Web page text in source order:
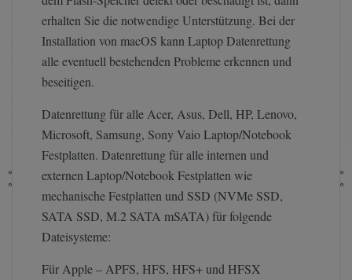
erhalten Sie die notwendige Unterstützung. Bei der
Installation von macOS kann Laptop Datenrettung
alle eventuell bestehenden Probleme erkennen und
beseitigen.
Datenrettung für alle Acer, Asus, Dell, HP, Lenovo,
Microsoft, Samsung, Sony Vaio Laptop/Notebook
Festplatten. Datenrettung für alle internen und
externen Laptop/Notebook Festplatten wie
mechanische Festplatten und SSD (NVMe SSD,
SATA SSD, M.2 SATA mSATA) für folgende
Dateisysteme:
Für Apple – APFS, HFS, HFS+ und HFSX